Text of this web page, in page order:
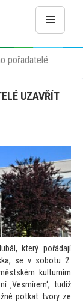
pořadatelé
UZAVŘÍT
který pořádají
se v sobotu 2.
kulturním
tudíž
potkat tvory ze